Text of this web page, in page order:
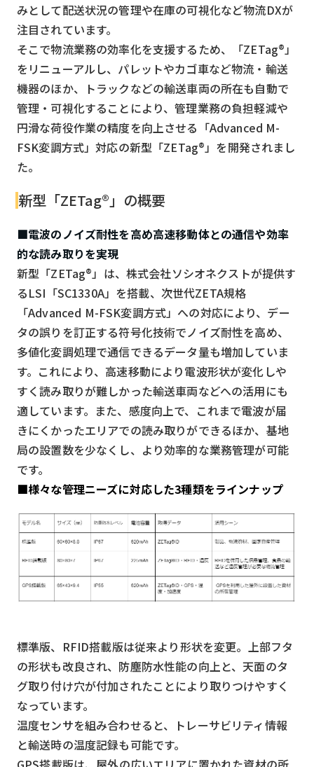
みとして配送状況の管理や在庫の可視化など物流DXが
注目されています。
そこで物流業務の効率化を支援するため、「ZETag®」
をリニューアルし、パレットやカゴ車など物流・輸送
機器のほか、トラックなどの輸送車両の所在も自動で
管理・可視化することにより、管理業務の負担軽減や
円滑な荷役作業の精度を向上させる「Advanced M-
FSK変調方式」対応の新型「ZETag®」を開発されまし
た。
新型「ZETag®」の概要
■電波のノイズ耐性を高め高速移動体との通信や効率
的な読み取りを実現
新型「ZETag®」は、株式会社ソシオネクストが提供す
るLSI「SC1330A」を搭載、次世代ZETA規格
「Advanced M-FSK変調方式」への対応により、デー
タの誤りを訂正する符号化技術でノイズ耐性を高め、
多値化変調処理で通信できるデータ量も増加していま
す。これにより、高速移動により電波形状が変化しや
すく読み取りが難しかった輸送車両などへの活用にも
適しています。また、感度向上で、これまで電波が届
きにくかったエリアでの読み取りができるほか、基地
局の設置数を少なくし、より効率的な業務管理が可能
です。
■様々な管理ニーズに対応した3種類をラインナップ
標準版、RFID搭載版は従来より形状を変更。上部フタ
の形状も改良され、防塵防水性能の向上と、天面のタ
グ取り付け穴が付加されたことにより取りつけやすく
なっています。
温度センサを組み合わせると、トレーサビリティ情報
と輸送時の温度記録も可能です。